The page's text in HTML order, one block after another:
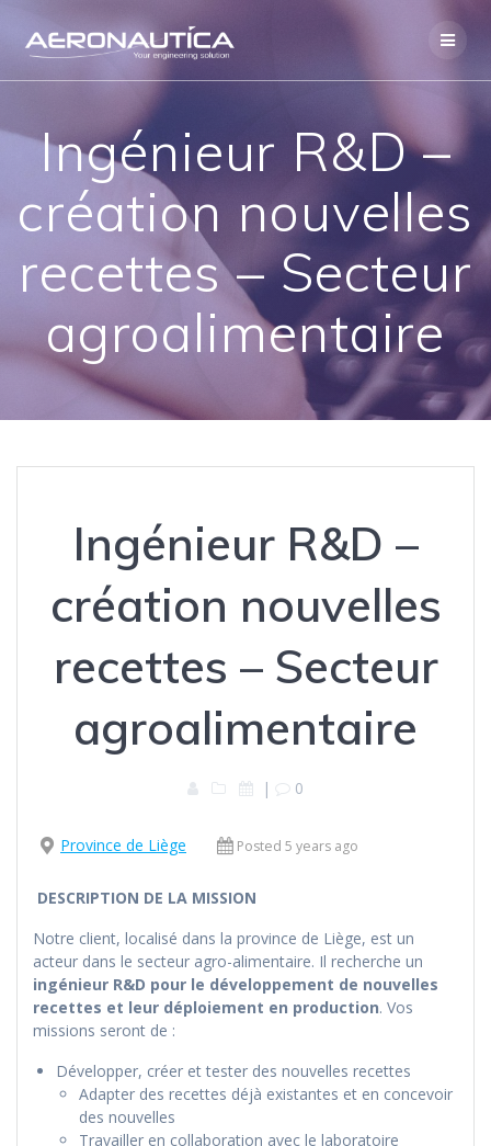
Ingénieur R&D –
création nouvelles
recettes – Secteur
agroalimentaire
Ingénieur R&D –
création nouvelles
recettes – Secteur
agroalimentaire
| 0
Province de Liège Posted 5 years ago
DESCRIPTION DE LA MISSION
Notre client, localisé dans la province de Liège, est un
acteur dans le secteur agro-alimentaire. Il recherche un
ingénieur R&D pour le développement de nouvelles
recettes et leur déploiement en production. Vos
missions seront de :
Développer, créer et tester des nouvelles recettes
Adapter des recettes déjà existantes et en concevoir
des nouvelles
Travailler en collaboration avec le laboratoire